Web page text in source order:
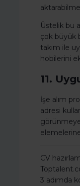
Üstelik bu
çok büyük
takım ile
hobilerini
11.
İşe alım
adresi
CV
3 adımda